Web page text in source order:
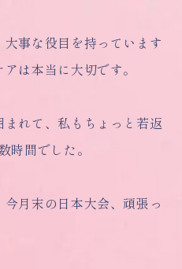
事な役目を持っています
は本当に大切です。
れて、私もちょっと若返
時間でした。
月末の日本大会、頑張っ